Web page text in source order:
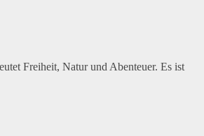
Freiheit, Natur und Abenteuer. Es ist